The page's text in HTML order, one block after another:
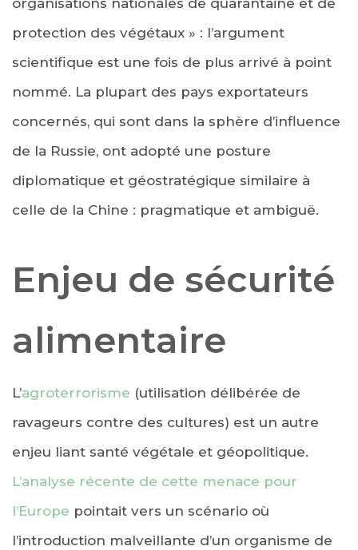
organisations nationales de quarantaine et de
protection des végétaux » : l’argument
scientifique est une fois de plus arrivé à point
nommé. La plupart des pays exportateurs
concernés, qui sont dans la sphère d’influence
de la Russie, ont adopté une posture
diplomatique et géostratégique similaire à
celle de la Chine : pragmatique et ambiguë.
Enjeu de sécurité
alimentaire
L’agroterrorisme (utilisation délibérée de
ravageurs contre des cultures) est un autre
enjeu liant santé végétale et géopolitique.
L’analyse récente de cette menace pour
l’Europe pointait vers un scénario où
l’introduction malveillante d’un organisme de